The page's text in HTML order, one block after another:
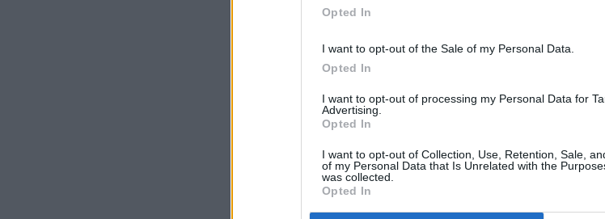
Opted In
I want to opt-out of the Sale of my Personal Data.
Opted In
I want to opt-out of processing my Personal Data for
Advertising.
Opted In
I want to opt-out of Collection, Use, Retention, Sale,
of my Personal Data that Is Unrelated with the
was collected.
Opted In